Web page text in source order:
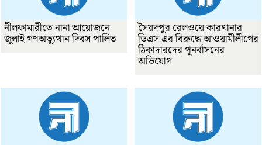
নীলফামারীতে নানা আয়োজনে
জুলাই গণঅভ্যুত্থান দিবস পালিত
সৈয়দপুর রেলওয়ে কারখানার
ডিএস এর বিরুদ্ধে আওয়ামীলীগের
ঠিকাদারদের পূনর্বাসনের
অভিযোগ